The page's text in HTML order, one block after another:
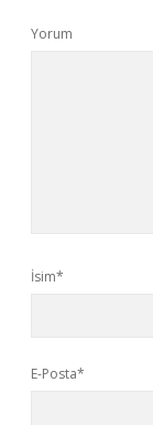
Yorum
İsim*
E-Posta*